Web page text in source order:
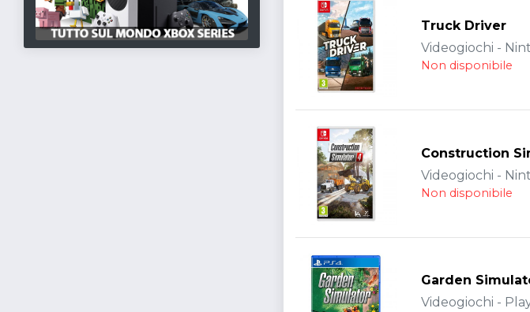
Truck Driver
Videogiochi -
Non disponibile
Construction
Videogiochi -
Non disponibile
Garden
Videogiochi -